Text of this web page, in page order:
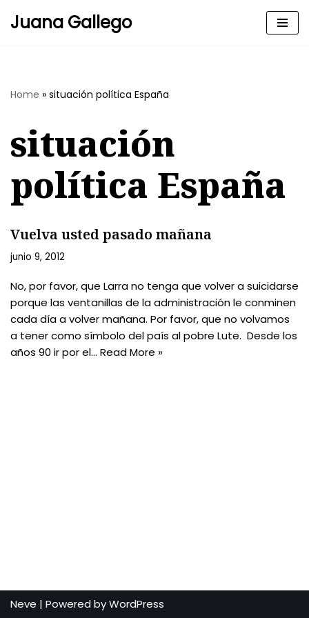
Juana Gallego
Home » situación política España
situación
política España
Vuelva usted pasado mañana
junio 9, 2012
No, por favor, que Larra no tenga que volver a suicidarse
porque las ventanillas de la administración le conminen
cada día a volver mañana. Por favor, que no volvamos
a tener como símbolo del país al pobre Lute. Desde los
años 90 ir por el… Read More »
Neve | Powered byWordPress